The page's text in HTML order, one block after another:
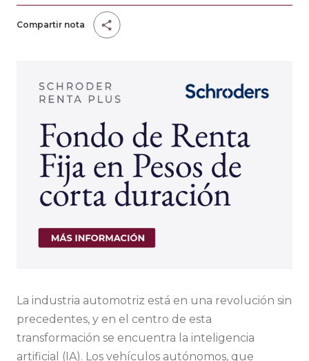
Compartir nota
La industria automotriz está en una revolución sin
precedentes, y en el centro de esta
transformación se encuentra la inteligencia
artificial (IA). Los vehículos autónomos, que